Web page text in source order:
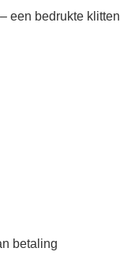
een bedrukte
betaling